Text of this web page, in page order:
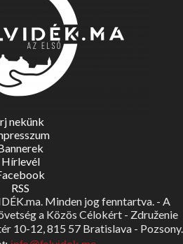
nekünk
Hírlevél
RSS
Minden jog fenntartva. - A
a Közös Célokért - Združenie
10-12, 815 57 Bratislava - Pozsony.